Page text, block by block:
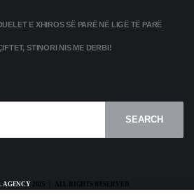
E XHIROS SË PARË NË LIGË TË PARË
STINORI NIS ME DERBI!
SEARCH
AGENCY2025 | ALL RIGHTS RESERVED